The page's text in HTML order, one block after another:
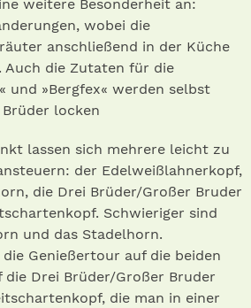
weitere Besonderheit an:
wobei die
anschließend in der Küche
Auch die Zutaten für die
und »Bergfex« werden selbst
Brüder locken
lassen sich mehrere leicht zu
der Edelweißlahnerkopf,
die Drei Brüder/Großer Bruder
Schwieriger sind
und das Stadelhorn.
Genießertour auf die beiden
die Drei Brüder/Großer Bruder
die man in einer